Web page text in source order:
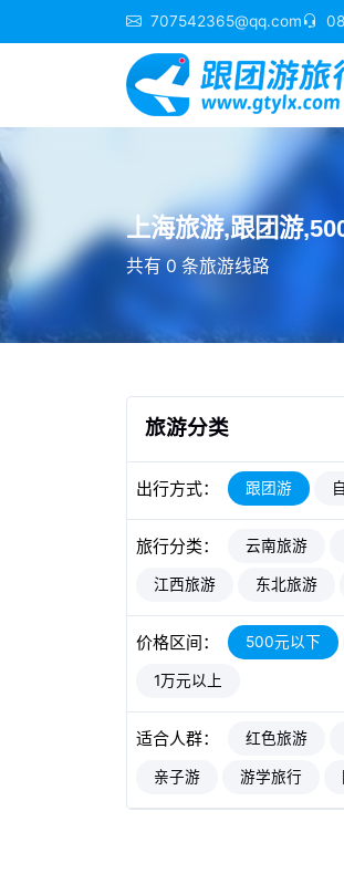
707542365@qq.com
上海旅游,跟团游
共有 0 条旅游线路
旅游分类
出行方式： 跟团游
旅行分类： 云南旅游
江西旅游 东北旅游
价格区间： 500元以下
1万元以上
适合人群： 红色旅游
亲子游 游学旅行